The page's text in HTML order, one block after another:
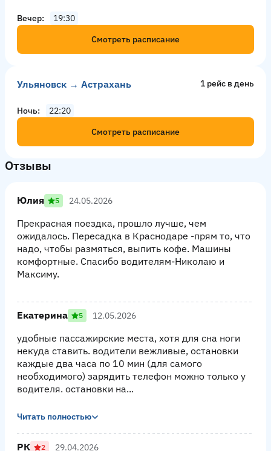
Вечер
19:30
Смотреть расписание
Ульяновск → Астрахань 1 рейс в день
Ночь
22:20
Смотреть расписание
Отзывы
Юлия 5 24.05.2026
Прекрасная поездка, прошло лучше, чем
ожидалось. Пересадка в Краснодаре -прям то, что
надо, чтобы размяться, выпить кофе. Машины
комфортные. Спасибо водителям-Николаю и
Максиму.
Екатерина 5 12.05.2026
удобные пассажирские места, хотя для сна ноги
некуда ставить. водители вежливые, остановки
каждые два часа по 10 мин (для самого
необходимого) зарядить телефон можно только у
водителя. остановки на...
Читать полностью
РК 2 29.04.2026